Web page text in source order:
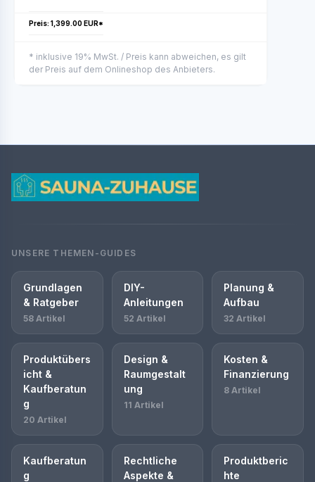
Preis: 1,399.00 EUR*
* inklusive 19% MwSt. / Preis kann abweichen, es gilt
der Preis auf dem Onlineshop des Anbieters.
UNSERE THEMEN-GUIDES
Grundlagen
& Ratgeber
58 Artikel
DIY-
Anleitungen
52 Artikel
Planung &
Aufbau
32 Artikel
Produktübers
icht &
Kaufberatun
g
20 Artikel
Design &
Raumgestalt
ung
11 Artikel
Kosten &
Finanzierung
8 Artikel
Kaufberatun
g
Rechtliche
Aspekte &
Produktberic
hte